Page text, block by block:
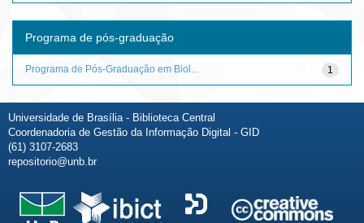
Programa de pós-graduação
1
Programa de Pós-Graduação em Biol...
Universidade de Brasília - Biblioteca Central
Coordenadoria de Gestão da Informação Digital - GID
(61) 3107-2683
repositorio@unb.br